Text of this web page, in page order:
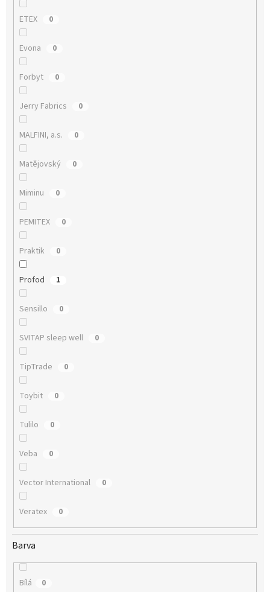
ETEX 0
Evona 0
Forbyt 0
Jerry Fabrics 0
MALFINI, a.s. 0
Matějovský 0
Miminu 0
PEMITEX 0
Praktik 0
Profod 1
Sensillo 0
SVITAP sleep well 0
TipTrade 0
Toybit 0
Tulilo 0
Veba 0
Vector International 0
Veratex 0
Barva
Bílá 0